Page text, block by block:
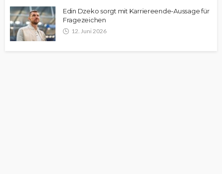
Edin Dzeko sorgt mit Karriereende-Aussage für
Fragezeichen
12. Juni 2026